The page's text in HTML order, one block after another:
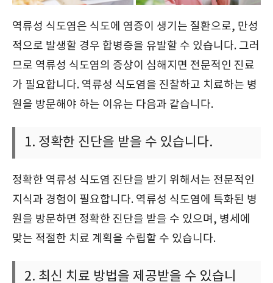
역류성 식도염은 식도에 염증이 생기는 질환으로, 만성
적으로 발생할 경우 합병증을 유발할 수 있습니다. 그러
므로 역류성 식도염의 증상이 심해지면 전문적인 진료
가 필요합니다. 역류성 식도염을 진찰하고 치료하는 병
원을 방문해야 하는 이유는 다음과 같습니다.
1. 정확한 진단을 받을 수 있습니다.
정확한 역류성 식도염 진단을 받기 위해서는 전문적인
지식과 경험이 필요합니다. 역류성 식도염에 특화된 병
원을 방문하면 정확한 진단을 받을 수 있으며, 병세에
맞는 적절한 치료 계획을 수립할 수 있습니다.
2. 최신 치료 방법을 제공받을 수 있습니